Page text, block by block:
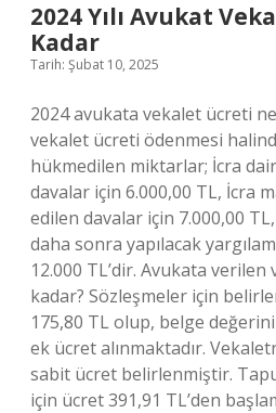
2024 Yılı Avukat
Kadar
Tarih: Şubat 10, 2025
2024 avukata vekalet ücreti
vekalet ücreti ödenmesi
hükmedilen miktarlar; İcra
davalar için 6.000,00 TL, İcra
edilen davalar için 7.000,00
daha sonra yapılacak
12.000 TL’dir. Avukata
kadar? Sözleşmeler için
175,80 TL olup, belge
ek ücret alınmaktadır.
sabit ücret belirlenmiştir.
için ücret 391,91 TL’den